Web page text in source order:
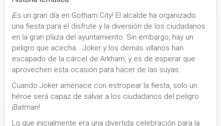
¡Es un gran día en Gotham City! El alcalde ha organizado
una fiesta para el disfrute y la diversión de los ciudadanos
en la gran plaza del ayuntamiento. Sin embargo, hay un
peligro que acecha... Joker y los demás villanos han
escapado de la cárcel de Arkham, y es de esperar que
aprovechen esta ocasión para hacer de las suyas.
Cuando Joker amenace con estropear la fiesta, solo un
héroe será capaz de salvar a los ciudadanos del peligro:
¡Batman!
Lo que inicialmente era una divertida celebración para la